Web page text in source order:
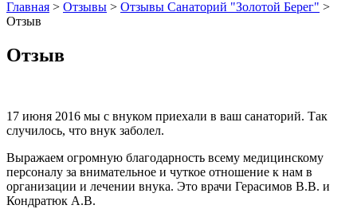
Главная > Отзывы > Отзывы Санаторий "Золотой Берег" >
Отзыв
Отзыв
17 июня 2016 мы с внуком приехали в ваш санаторий. Так
случилось, что внук заболел.
Выражаем огромную благодарность всему медицинскому
персоналу за внимательное и чуткое отношение к нам в
организации и лечении внука. Это врачи Герасимов В.В. и
Кондратюк А.В.